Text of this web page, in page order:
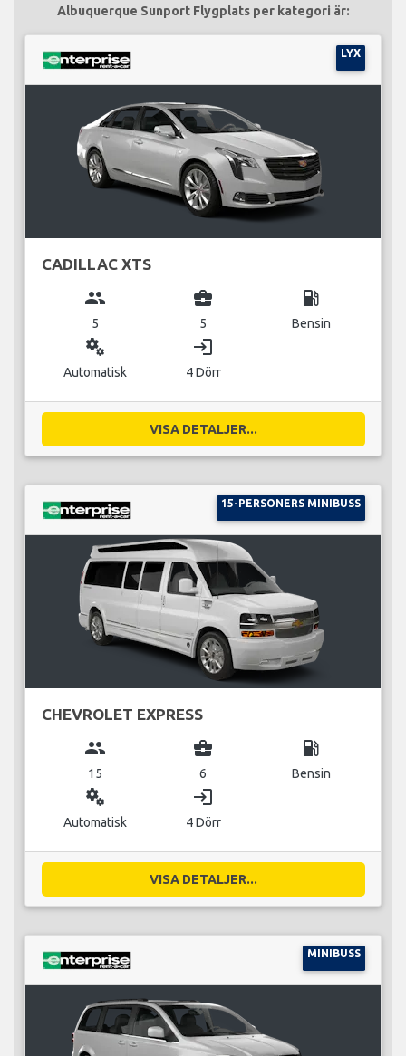
Albuquerque Sunport Flygplats per kategori är:
LYX
CADILLAC XTS
group
5
business_center
5
local_gas_station
Bensin
miscellaneous_services
Automatisk
login
4 Dörr
VISA DETALJER...
15-PERSONERS MINIBUSS
CHEVROLET EXPRESS
group
15
business_center
6
local_gas_station
Bensin
miscellaneous_services
Automatisk
login
4 Dörr
VISA DETALJER...
MINIBUSS